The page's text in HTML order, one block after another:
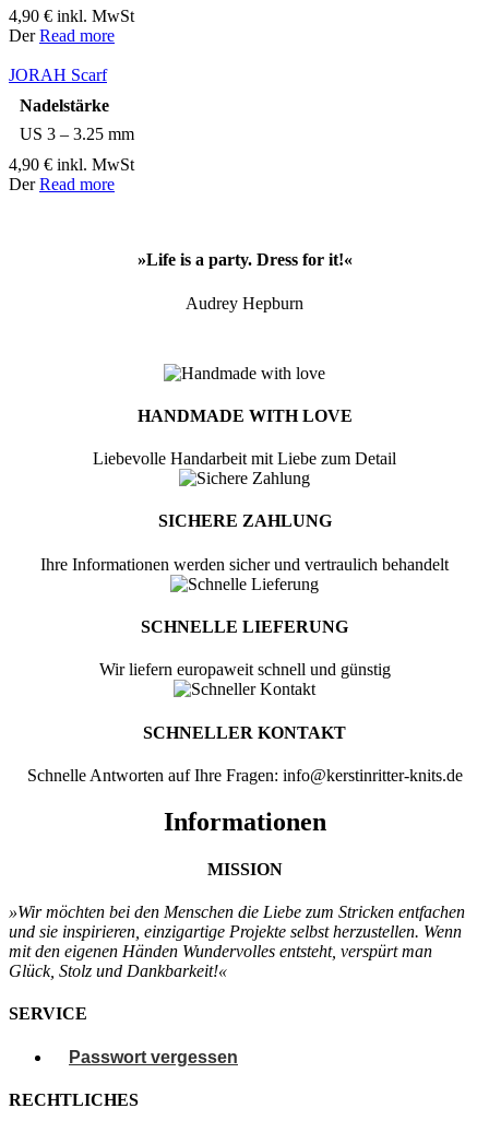
4,90 € inkl. MwSt
DerRead more
JORAH Scarf
Nadelstärke
US 3 – 3.25 mm
4,90 € inkl. MwSt
DerRead more
»Life is a party. Dress for it!«
Audrey Hepburn
HANDMADE WITH LOVE
Liebevolle Handarbeit mit Liebe zum Detail
SICHERE ZAHLUNG
Ihre Informationen werden sicher und vertraulich behandelt
SCHNELLE LIEFERUNG
Wir liefern europaweit schnell und günstig
SCHNELLER KONTAKT
Schnelle Antworten auf Ihre Fragen: info@kerstinritter-knits.de
Informationen
MISSION
»Wir möchten bei den Menschen die Liebe zum Stricken entfachen
und sie inspirieren, einzigartige Projekte selbstherzustellen. Wenn
mit den eigenen Händen Wundervolles entsteht, verspürtman
Glück, Stolz und Dankbarkeit!«
SERVICE
Passwort vergessen
RECHTLICHES